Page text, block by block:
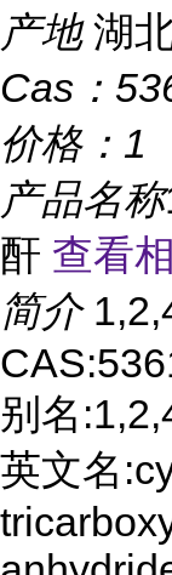
产地 湖
Cas：
价格： 1
产品名称
酐 查看
简介
别名
英文名